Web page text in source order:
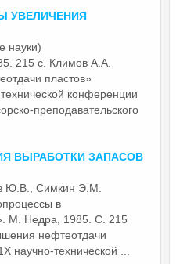
УВЕЛИЧЕНИЯ
науки)
215 с. Климов А.А.
пластов»
конференции
преподавательского
ВЫРАБОТКИ ЗАПАСОВ
Ю.В., Симкин Э.М.
в
М. Недра, 1985. С. 215
нефтеотдачи
научно-технической ...